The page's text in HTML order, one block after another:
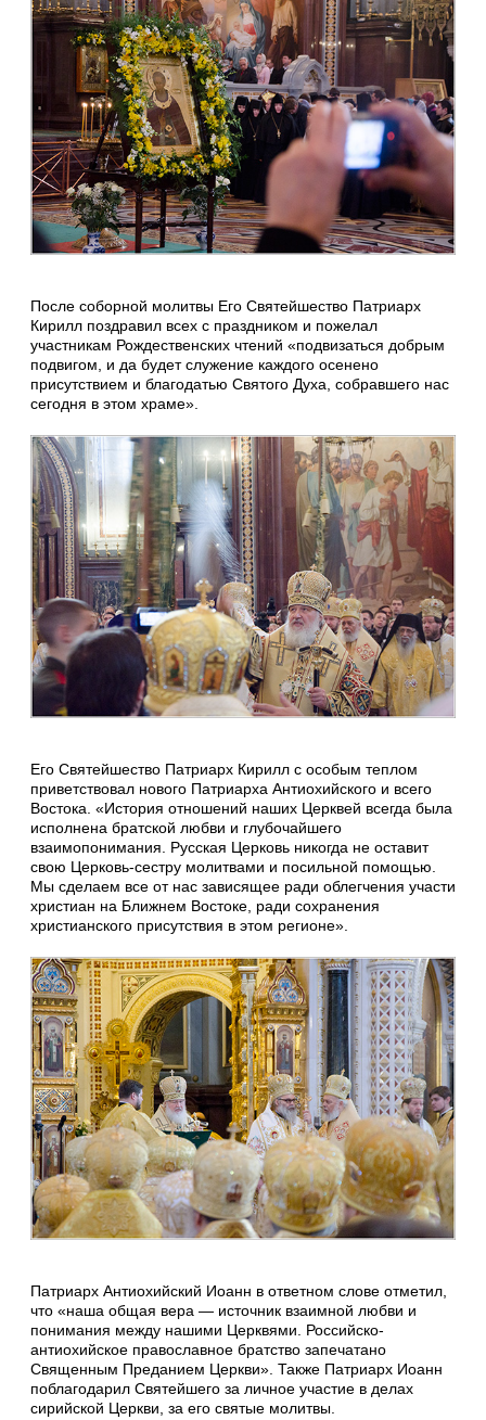
После соборной молитвы Его Святейшество Патриарх
Кирилл поздравил всех с праздником и пожелал
участникам Рождественских чтений «подвизаться добрым
подвигом, и да будет служение каждого осенено
присутствием и благодатью Святого Духа, собравшего нас
сегодня в этом храме».
Его Святейшество Патриарх Кирилл с особым теплом
приветствовал нового Патриарха Антиохийского и всего
Востока. «История отношений наших Церквей всегда была
исполнена братской любви и глубочайшего
взаимопонимания. Русская Церковь никогда не оставит
свою Церковь-сестру молитвами и посильной помощью.
Мы сделаем все от нас зависящее ради облегчения участи
христиан на Ближнем Востоке, ради сохранения
христианского присутствия в этом регионе».
Патриарх Антиохийский Иоанн в ответном слове отметил,
что «наша общая вера — источник взаимной любви и
понимания между нашими Церквями. Российско-
антиохийское православное братство запечатано
Священным Преданием Церкви». Также Патриарх Иоанн
поблагодарил Святейшего за личное участие в делах
сирийской Церкви, за его святые молитвы.